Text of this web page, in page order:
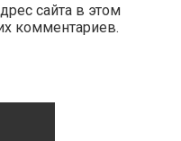
сайта в этом
комментариев.